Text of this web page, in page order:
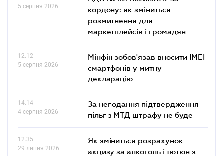
5 серпня 2026
кордону: як зміниться
розмитнення для
маркетплейсів і громадян
12.12
5 серпня 2026
Мінфін зобов'язав вносити IMEI
смартфонів у митну
декларацію
14.14
4 серпня 2026
За неподання підтвердження
пільг з МТД штрафу не буде
12.35
29 липня 2026
Як зміниться розрахунок
акцизу за алкоголь і тютюн з